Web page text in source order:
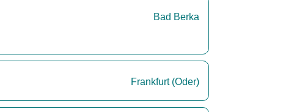
Bad Berka
Frankfurt (Oder)